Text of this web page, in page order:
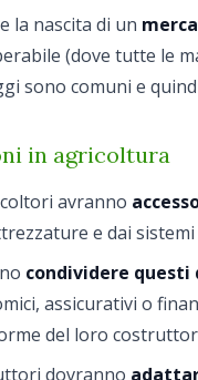
la nascita di un
(dove tutte le
sono comuni e
in agricoltura
avranno
e dai
condividere
assicurativi o
del loro
dovranno